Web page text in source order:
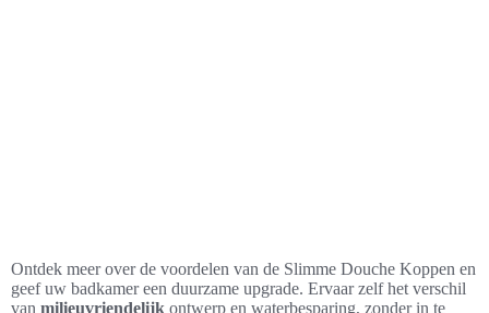
Ontdek meer over de voordelen van de Slimme Douche Koppen en
geef uw badkamer een duurzame upgrade. Ervaar zelf het verschil
van milieuvriendelijk ontwerp en waterbesparing, zonder in te